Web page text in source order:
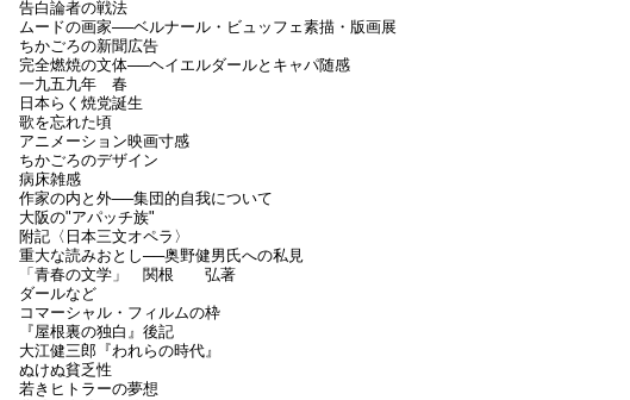
告白論者の戦法
ムードの画家──ベルナール・ビュッフェ素描・版画展
ちかごろの新聞広告
完全燃焼の文体──ヘイエルダールとキャパ随感
一九五九年 春
日本らく焼党誕生
歌を忘れた頃
アニメーション映画寸感
ちかごろのデザイン
病床雑感
作家の内と外──集団的自我について
大阪の"アパッチ族"
附記〈日本三文オペラ〉
重大な読みおとし──奥野健男氏への私見
「青春の文学」 関根 弘著
ダールなど
コマーシャル・フィルムの枠
『屋根裏の独白』後記
大江健三郎『われらの時代』
ぬけぬ貧乏性
若きヒトラーの夢想